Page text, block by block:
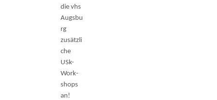
die vhs
Augsbu
rg
zusätzli
che
USk-
Work­
shops
an!